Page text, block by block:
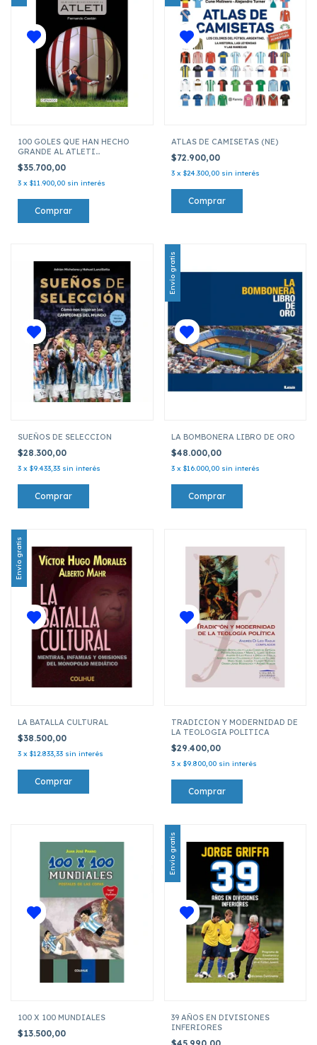
100 GOLES QUE HAN HECHO
GRANDE AL ATLETI
$35.700,00
3 x $11.900,00 sin interés
ATLAS DE CAMISETAS (NE)
$72.900,00
3 x $24.300,00 sin interés
SUEÑOS DE SELECCION
$28.300,00
3 x $9.433,33 sin interés
Envío gratis
LA BOMBONERA LIBRO DE ORO
$48.000,00
3 x $16.000,00 sin interés
Envío gratis
LA BATALLA CULTURAL
$38.500,00
3 x $12.833,33 sin interés
TRADICION Y MODERNIDAD DE
LA TEOLOGIA POLITICA
$29.400,00
3 x $9.800,00 sin interés
100 X 100 MUNDIALES
$13.500,00
Envío gratis
39 AÑOS EN DIVISIONES
INFERIORES